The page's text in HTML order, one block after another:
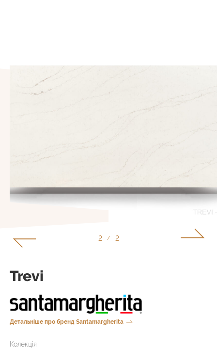
2 / 2
Trevi
Детальніше про бренд Santamargherita
Колекція